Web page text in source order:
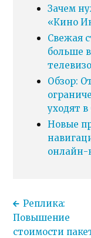
Зачем
«Кино
Свежая
больше
Обзор:
уходят
Новые
онлайн-
Реплика:
Повышение
стоимости